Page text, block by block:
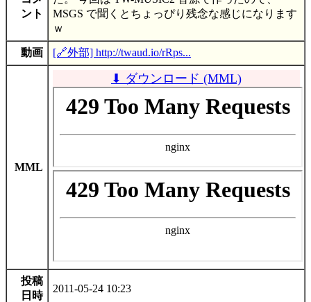
ント
MSGS で聞くとちょっぴり残念な感じになります
ｗ
動画 [🔗外部] http://twaud.io/rRps...
MML
⬇ ダウンロード (MML)
投稿
日時
2011-05-24 10:23